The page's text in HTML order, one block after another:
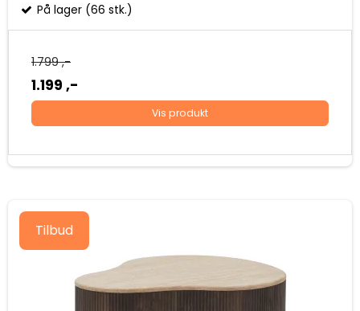
På lager (66 stk.)
1.799 ,-
1.199 ,-
Vis produkt
Tilbud